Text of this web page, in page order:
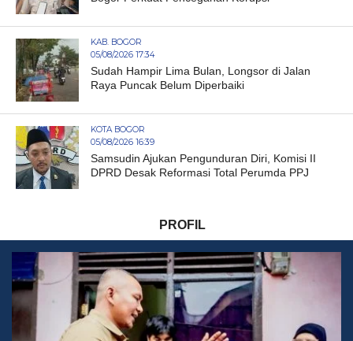
KAB. BOGOR
05/08/2026 17:34
Sudah Hampir Lima Bulan, Longsor di Jalan
Raya Puncak Belum Diperbaiki
KOTA BOGOR
05/08/2026 16:39
Samsudin Ajukan Pengunduran Diri, Komisi II
DPRD Desak Reformasi Total Perumda PPJ
PROFIL